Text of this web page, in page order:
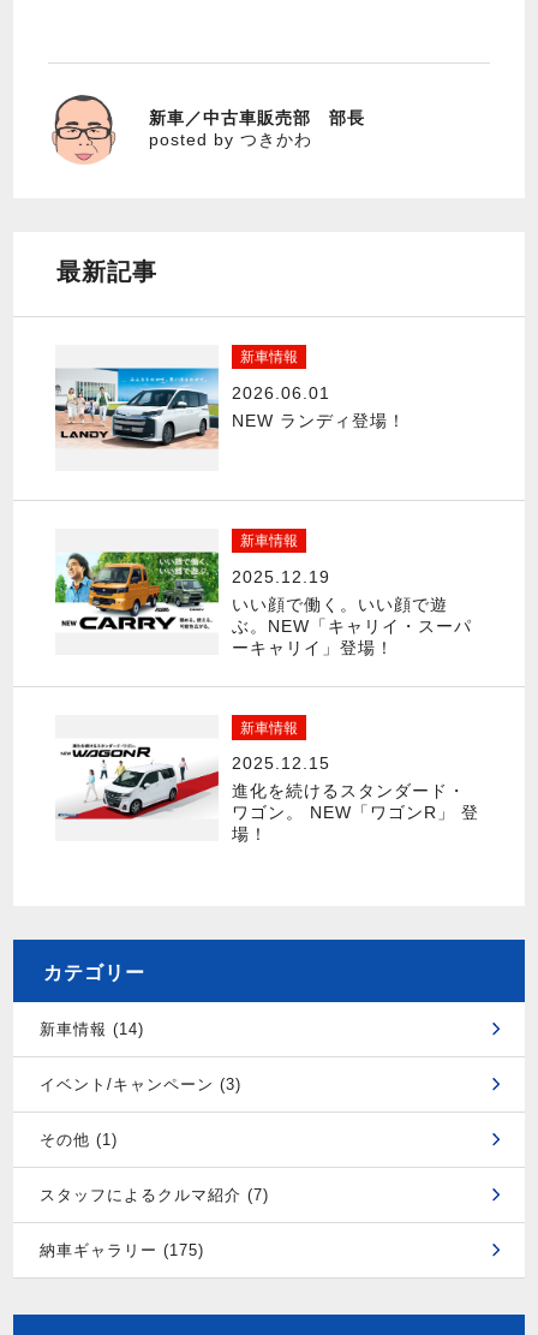
つきかわ
新車／中古車販売部 部長
posted by つきかわ
最新記事
新車情報
2026.06.01
NEW ランディ登場！
新車情報
2025.12.19
いい顔で働く。いい顔で遊
ぶ。NEW「キャリイ・スーパ
ーキャリイ」登場！
新車情報
2025.12.15
進化を続けるスタンダード・
ワゴン。 NEW「ワゴンR」 登
場！
カテゴリー
新車情報 (14)
イベント/キャンペーン (3)
その他 (1)
スタッフによるクルマ紹介 (7)
納車ギャラリー (175)